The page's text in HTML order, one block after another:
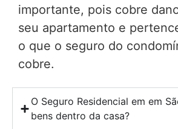
importante, pois cobre
seu apartamento e
o que o seguro do
cobre.
O Seguro Residencial em em
bens dentro da casa?